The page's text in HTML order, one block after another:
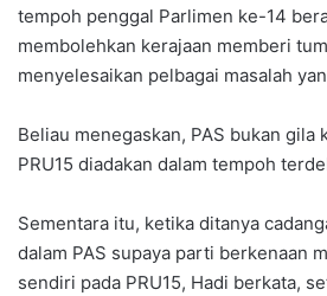
tempoh penggal Parlimen ke-14
membolehkan kerajaan memberi
menyelesaikan pelbagai masalah
Beliau menegaskan, PAS bukan gila
PRU15 diadakan dalam tempoh
Sementara itu, ketika ditanya
dalam PAS supaya parti berkenaan
sendiri pada PRU15, Hadi berkata,